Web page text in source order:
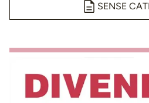
SENSE